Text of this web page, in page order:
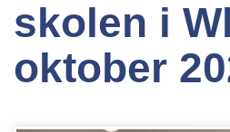
skolen i
oktober